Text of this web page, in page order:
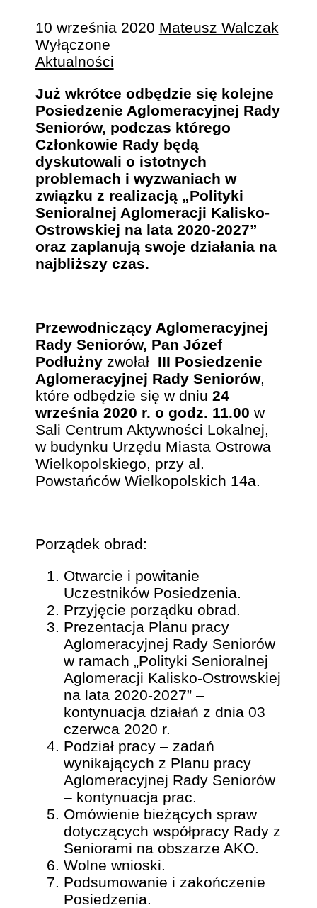
10 września 2020 Mateusz Walczak
Wyłączone
Aktualności
Już wkrótce odbędzie się kolejne
Posiedzenie Aglomeracyjnej Rady
Seniorów, podczas którego
Członkowie Rady będą
dyskutowali o istotnych
problemach i wyzwaniach w
związku z realizacją „Polityki
Senioralnej Aglomeracji Kalisko-
Ostrowskiej na lata 2020-2027”
oraz zaplanują swoje działania na
najbliższy czas.
Przewodniczący Aglomeracyjnej
Rady Seniorów, Pan Józef
Podłużnyzwołał III Posiedzenie
Aglomeracyjnej Rady Seniorów,
które odbędzie się w dniu 24
września 2020 r. o godz. 11.00 w
Sali Centrum Aktywności Lokalnej,
w budynku Urzędu Miasta Ostrowa
Wielkopolskiego, przy al.
Powstańców Wielkopolskich 14a.
Porządek obrad:
Otwarcie i powitanie
Uczestników Posiedzenia.
Przyjęcie porządku obrad.
Prezentacja Planu pracy
Aglomeracyjnej Rady Seniorów
w ramach „Polityki Senioralnej
Aglomeracji Kalisko-Ostrowskiej
na lata 2020-2027” –
kontynuacja działań z dnia 03
czerwca 2020 r.
Podział pracy – zadań
wynikających z Planu pracy
Aglomeracyjnej Rady Seniorów
– kontynuacja prac.
Omówienie bieżących spraw
dotyczących współpracy Rady z
Seniorami na obszarze AKO.
Wolne wnioski.
Podsumowanie i zakończenie
Posiedzenia.